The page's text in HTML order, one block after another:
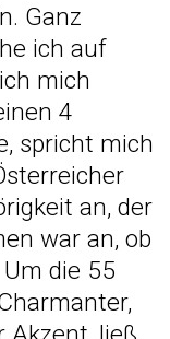
Ganz
ich auf
mich
4
spricht mich
an, der
war an, ob
die 55